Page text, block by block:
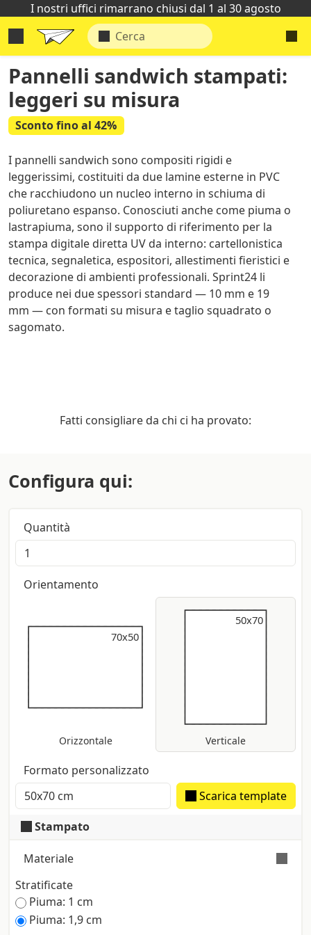
I nostri uffici rimarrano chiusi dal 1 al 30 agosto
Pannelli sandwich stampati:
leggeri su misura
Sconto fino al 42%
I pannelli sandwich sono compositi rigidi e
leggerissimi, costituiti da due lamine esterne in PVC
che racchiudono un nucleo interno in schiuma di
poliuretano espanso. Conosciuti anche come piuma o
lastrapiuma, sono il supporto di riferimento per la
stampa digitale diretta UV da interno: cartellonistica
tecnica, segnaletica, espositori, allestimenti fieristici e
decorazione di ambienti professionali. Sprint24 li
produce nei due spessori standard — 10 mm e 19
mm — con formati su misura e taglio squadrato o
sagomato.
Fatti consigliare da chi ci ha provato:
Configura qui:
Quantità
Orientamento
70x50
70x50
Orizzontale
50x70
50x70
Verticale
Formato personalizzato
Scarica template
Stampato
Materiale
Stratificate
Piuma: 1 cm
Piuma: 1,9 cm
Pannello sandwich con superfici in PVC e
interno in materiale espanso visibile sul
profilo. L’accoppiamento crea un pannello